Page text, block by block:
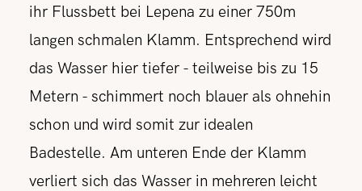
ihr Flussbett bei Lepena zu einer 750m
langen schmalen Klamm. Entsprechend wird
das Wasser hier tiefer - teilweise bis zu 15
Metern - schimmert noch blauer als ohnehin
schon und wird somit zur idealen
Badestelle. Am unteren Ende der Klamm
verliert sich das Wasser in mehreren leicht